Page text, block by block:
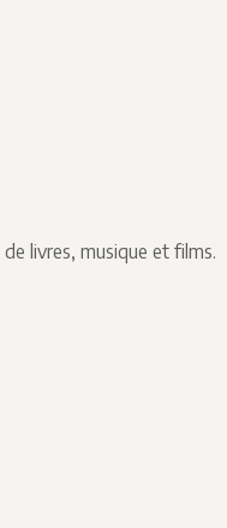
livres, musique et films.